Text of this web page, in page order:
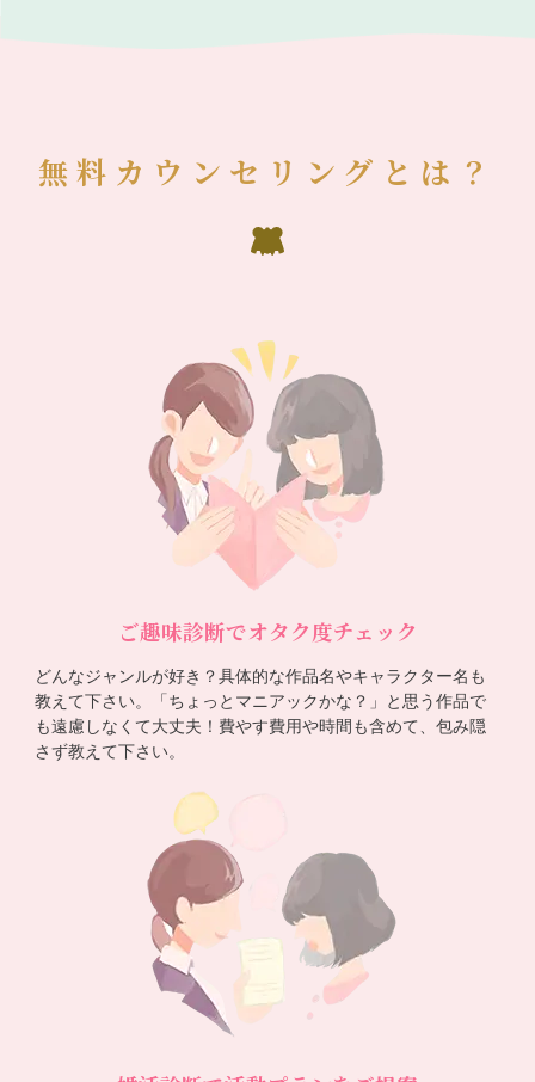
無料カウンセリングとは？
ご趣味診断でオタク度チェック
どんなジャンルが好き？具体的な作品名やキャラクター名も
教えて下さい。「ちょっとマニアックかな？」と思う作品で
も遠慮しなくて大丈夫！費やす費用や時間も含めて、包み隠
さず教えて下さい。